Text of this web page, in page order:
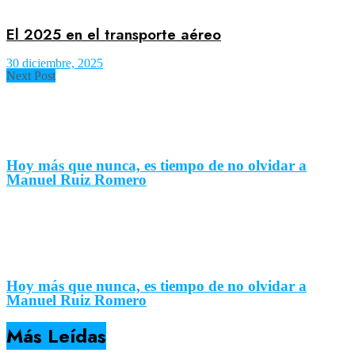
El 2025 en el transporte aéreo
30 diciembre, 2025
Next Post
Hoy más que nunca, es tiempo de no olvidar a
Manuel Ruiz Romero
Hoy más que nunca, es tiempo de no olvidar a
Manuel Ruiz Romero
Más Leídas